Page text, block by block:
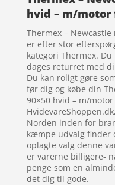
hvid – m/motor
Thermex –
er efter stor
kategori Thermex.
dages returret med
Du kan roligt gøre
før dig og købe din
90×50 hvid – m/
Norden inden for
kæmpe udvalg finder
oplagte valg denne
er varerne billigere-
penge som en
det dig til gode.